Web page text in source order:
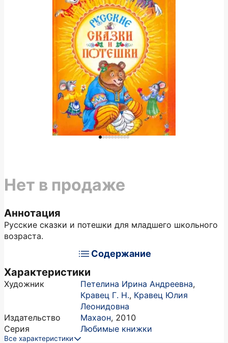
Аннотация
Русские сказки и потешки для младшего школьного
возраста.
Содержание
Характеристики
Художник Петелина Ирина Андреевна,
Кравец Г. Н., Кравец Юлия
Леонидовна
Издательство
Махаон, 2010
Серия
Любимые книжки
Все характеристики
Нет в продаже